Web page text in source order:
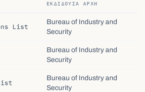
ΕΚΔΊΔΟΥΣΑ ΑΡΧΉ
List
Bureau of Industry and
Security
Bureau of Industry and
Security
Bureau of Industry and
Security